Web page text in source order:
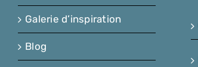
Galerie d’inspiration
Blog